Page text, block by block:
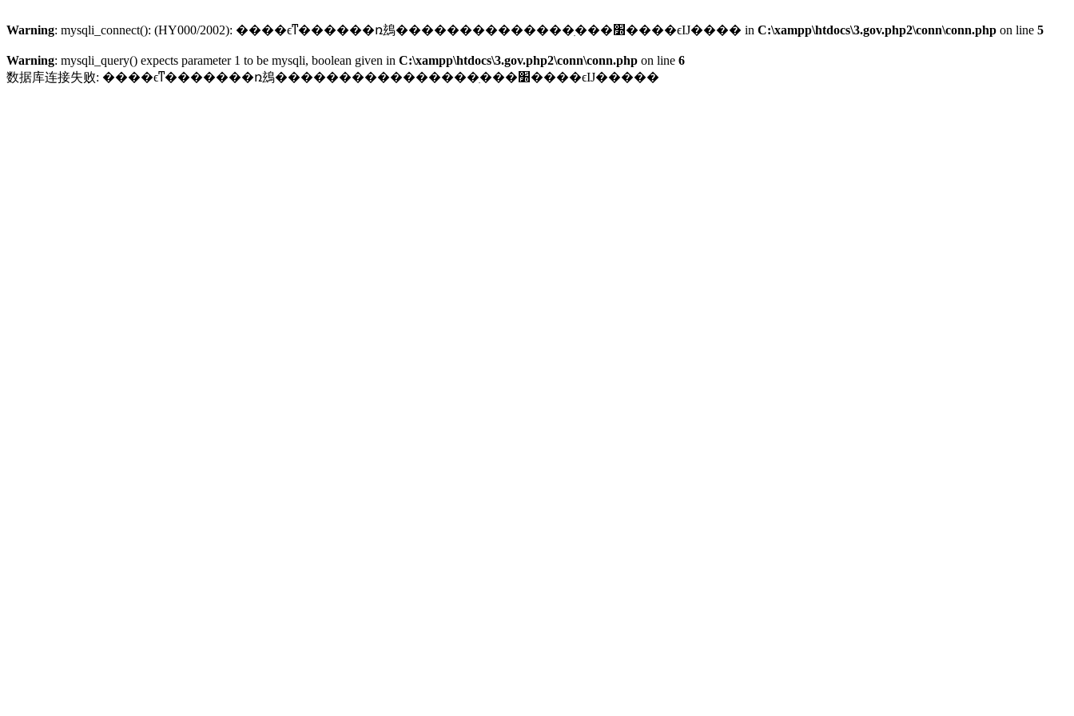
Warning : mysqli_connect(): (HY000/2002): ����ϵͳ������ռ䲻��������������ִ���׽����ϵĲ���� in C:\xampp\htdocs\3.gov.php2\conn\conn.php on line 5
Warning: mysqli_query() expects parameter 1 to be mysqli, boolean given in C:\xampp\htdocs\3.gov.php2\conn\conn.php on line 6
数据库连接失败: ����ϵͳ�������ռ䲻����������������ִ���׽����ϵĲ�����